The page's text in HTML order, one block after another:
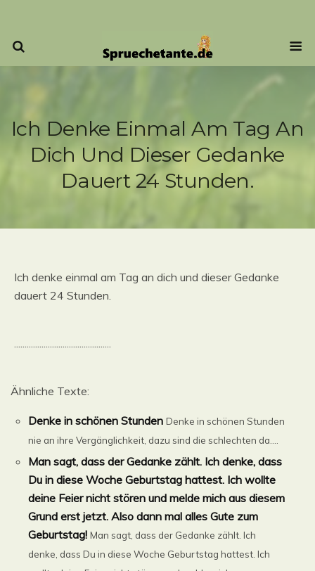
Ich Denke Einmal Am Tag An
Dich Und Dieser Gedanke
Dauert 24 Stunden.
Ich denke einmal am Tag an dich und dieser Gedanke
dauert 24 Stunden.
..............................................
Ähnliche Texte:
Denke in schönen Stunden Denke in schönen Stunden
nie an ihre Vergänglichkeit, dazu sind die schlechten da....
Man sagt, dass der Gedanke zählt. Ich denke, dass
Du in diese Woche Geburtstag hattest. Ich wollte
deine Feier nicht stören und melde mich aus diesem
Grund erst jetzt. Also dann mal alles Gute zum
Geburtstag! Man sagt, dass der Gedanke zählt. Ich
denke, dass Du in diese Woche Geburtstag hattest. Ich